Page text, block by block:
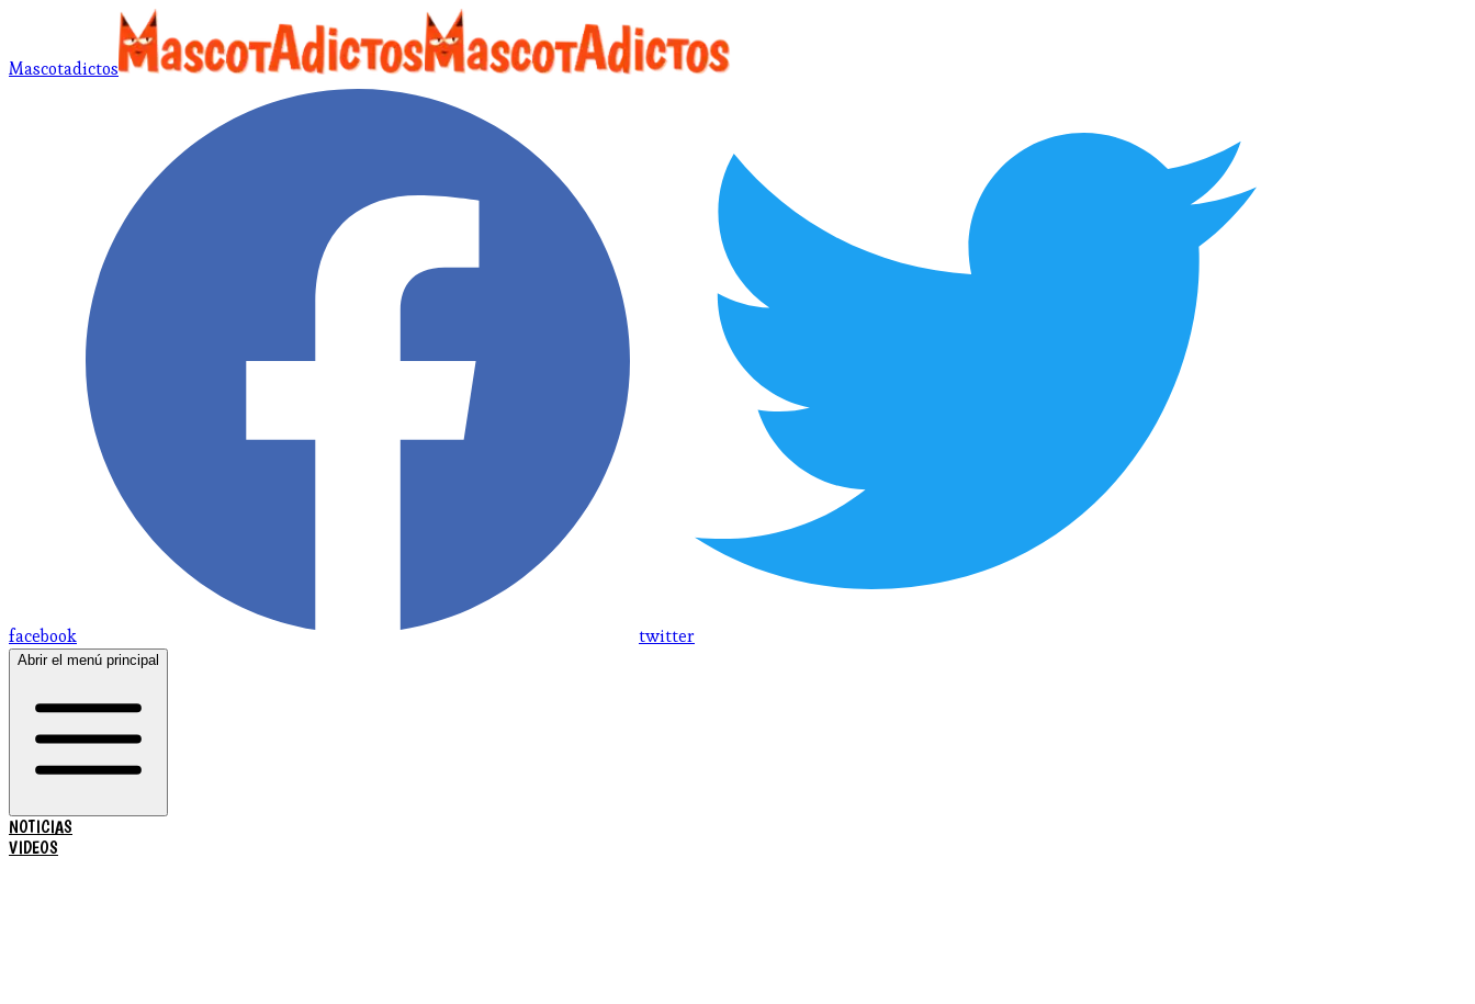
Mascotadictos
facebook twitter
Abrir el menú principal
NOTICIAS
VIDEOS